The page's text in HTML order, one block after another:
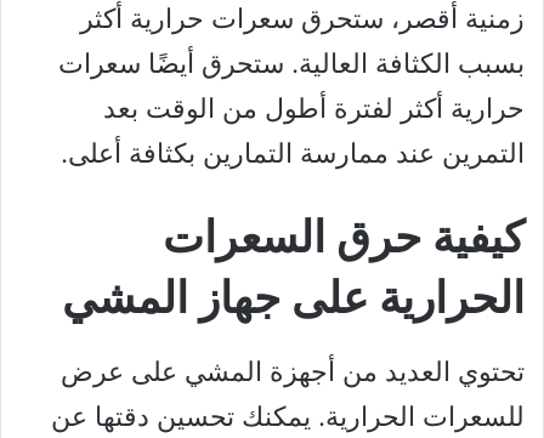
زمنية أقصر، ستحرق سعرات حرارية أكثر
بسبب الكثافة العالية. ستحرق أيضًا سعرات
حرارية أكثر لفترة أطول من الوقت بعد
التمرين عند ممارسة التمارين بكثافة أعلى.
كيفية حرق السعرات
الحرارية على جهاز المشي
تحتوي العديد من أجهزة المشي على عرض
للسعرات الحرارية. يمكنك تحسين دقتها عن